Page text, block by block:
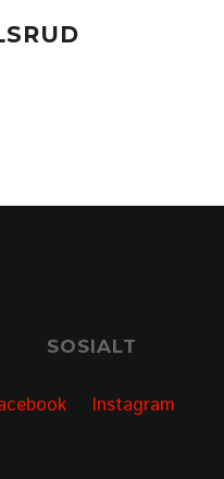
SOSIALT
Instagram